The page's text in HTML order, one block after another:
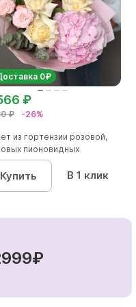
0₽
₽ -26%
₽
из гортензии розовой,
пионовидных
Купить В 1 клик